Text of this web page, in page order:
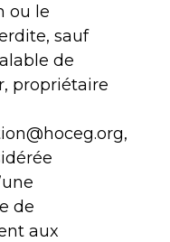
ou le
sauf
de
propriétaire
de
aux